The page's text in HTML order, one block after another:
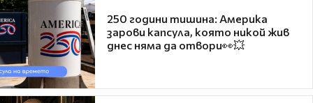
250 години тишина: Америка
зарови капсула, която никой жив
днес няма да отвори👀💥